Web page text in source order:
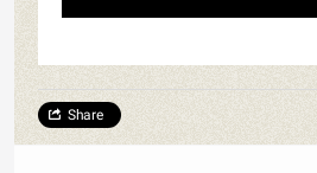
Share